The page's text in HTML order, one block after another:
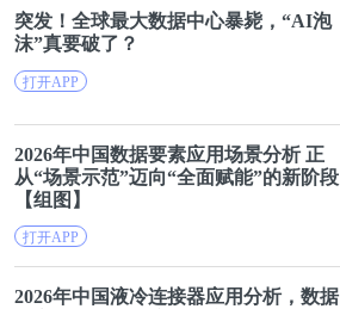
突发！全球最大数据中心暴毙，“AI泡
沫”真要破了？
打开APP
2026年中国数据要素应用场景分析 正
从“场景示范”迈向“全面赋能”的新阶段
【组图】
打开APP
2026年中国液冷连接器应用分析， 数据